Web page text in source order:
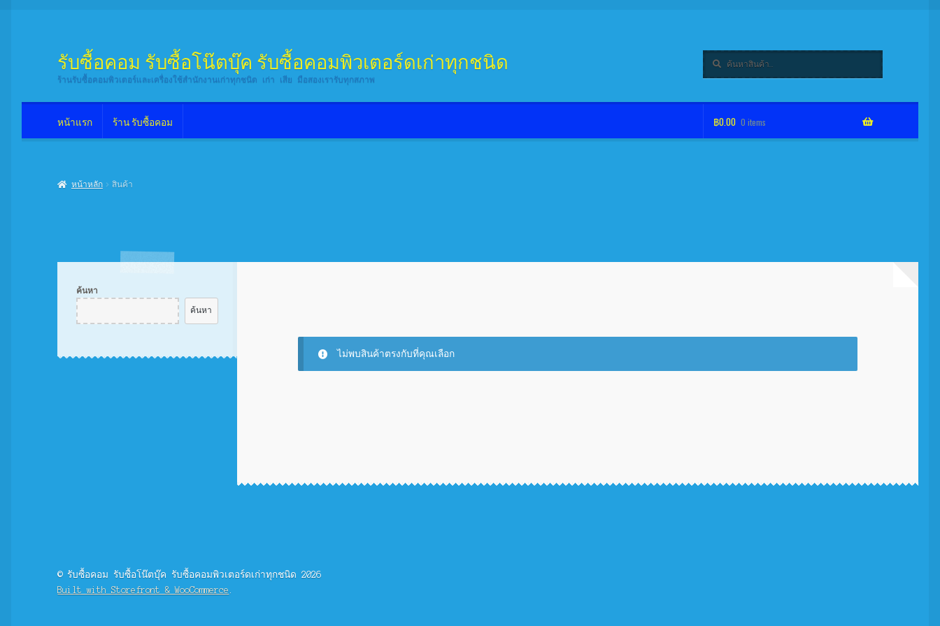
Skip
to
Skip
to
รับซื้อคอม รับซื้อโน๊ตบุ๊ค รับซื้อคอมพิวเตอร์ดเก่าทุกชนิด
ร้านรับซื้อคอมพิวเตอร์และเครื่องใช้สำนักงานเก่าทุกชนิด เก่า เสีย มือสองเรารับทุกสภาพ
หน้าแรก ร้าน รับซื้อคอม ฿0.00 0 items
หน้าหลัก สินค้า
ไม่พบสินค้าตรงกับที่คุณเลือก
ค้นหา
ค้นหา
© รับซื้อคอม รับซื้อโน๊ตบุ๊ค รับซื้อคอมพิวเตอร์ดเก่าทุกชนิด 2026
Built with Storefront & WooCommerce